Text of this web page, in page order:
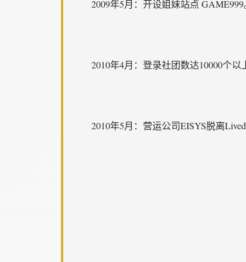
2009年5月：开设姐妹站点 GAME999
2010年4月：登录社团数达10000个以
2010年5月：营运公司EISYS脱离